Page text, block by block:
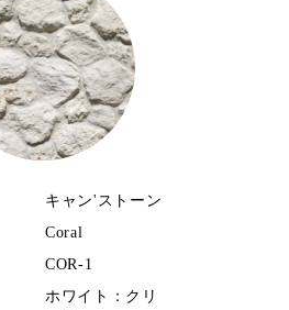
キャン'ストーン
Coral
COR-1
ホワイト：クリ